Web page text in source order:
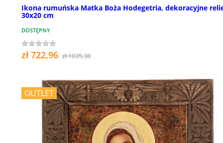
Ikona rumuńska Matka Boża Hodegetria, dekoracyjne
30x20 cm
DOSTĘPNY
zł 722,96 zł 1035,38
OUTLET